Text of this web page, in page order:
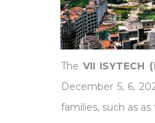
TheVII ISYTECH (
December 5, 6,
families, such as